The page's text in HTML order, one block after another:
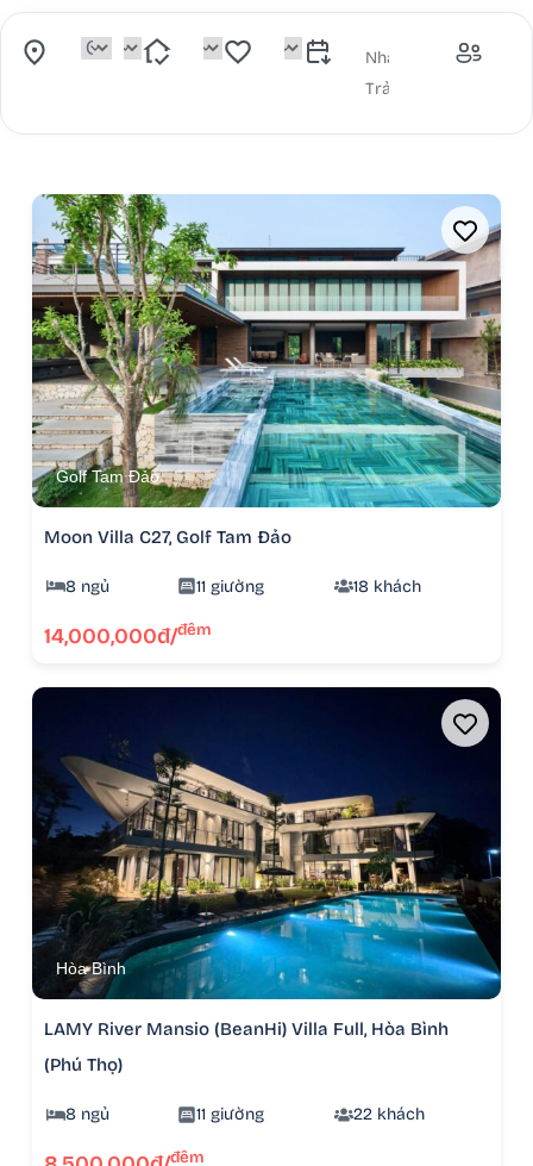
Golf Tam Đảo
Moon Villa C27, Golf Tam Đảo
8 ngủ 11 giường 18 khách
14,000,000đ/đêm
Hòa Bình
LAMY River Mansio (BeanHi) Villa Full, Hòa Bình
(Phú Thọ)
8 ngủ 11 giường 22 khách
đêm